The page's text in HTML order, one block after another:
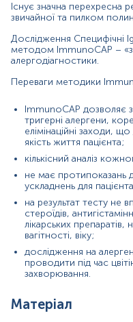
Зміст:
Показання до
Загальна
Інтерпретація
Діапазон вимірювань
Синоніми
Екстракт алергену пилок
Маркер
Маркер алергії на пилок
Існує значна перехресна
звичайної та пилком
Дослідження Специфічні
методом ІmmunoCAP –
алергодіагностики.
Переваги методики
ІmmunoCAP дозволяє
тригерні алергени,
елімінаційні заходи,
якість життя пацієнта;
кількісний аналіз
не має протипоказань
ускладнень для
на результат тесту не
стероїдів,
лікарських препаратів,
вагітності, віку;
дослідження на
проводити під час
захворювання.
Матеріал